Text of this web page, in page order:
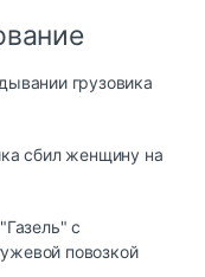
грузовика
сбил женщину на
с
повозкой